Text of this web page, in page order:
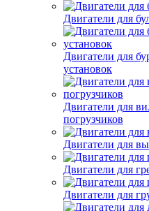
Двигатели для
Двигатели для
установок
Двигатели для
погрузчиков
Двигатели для
Двигатели для
Двигатели для